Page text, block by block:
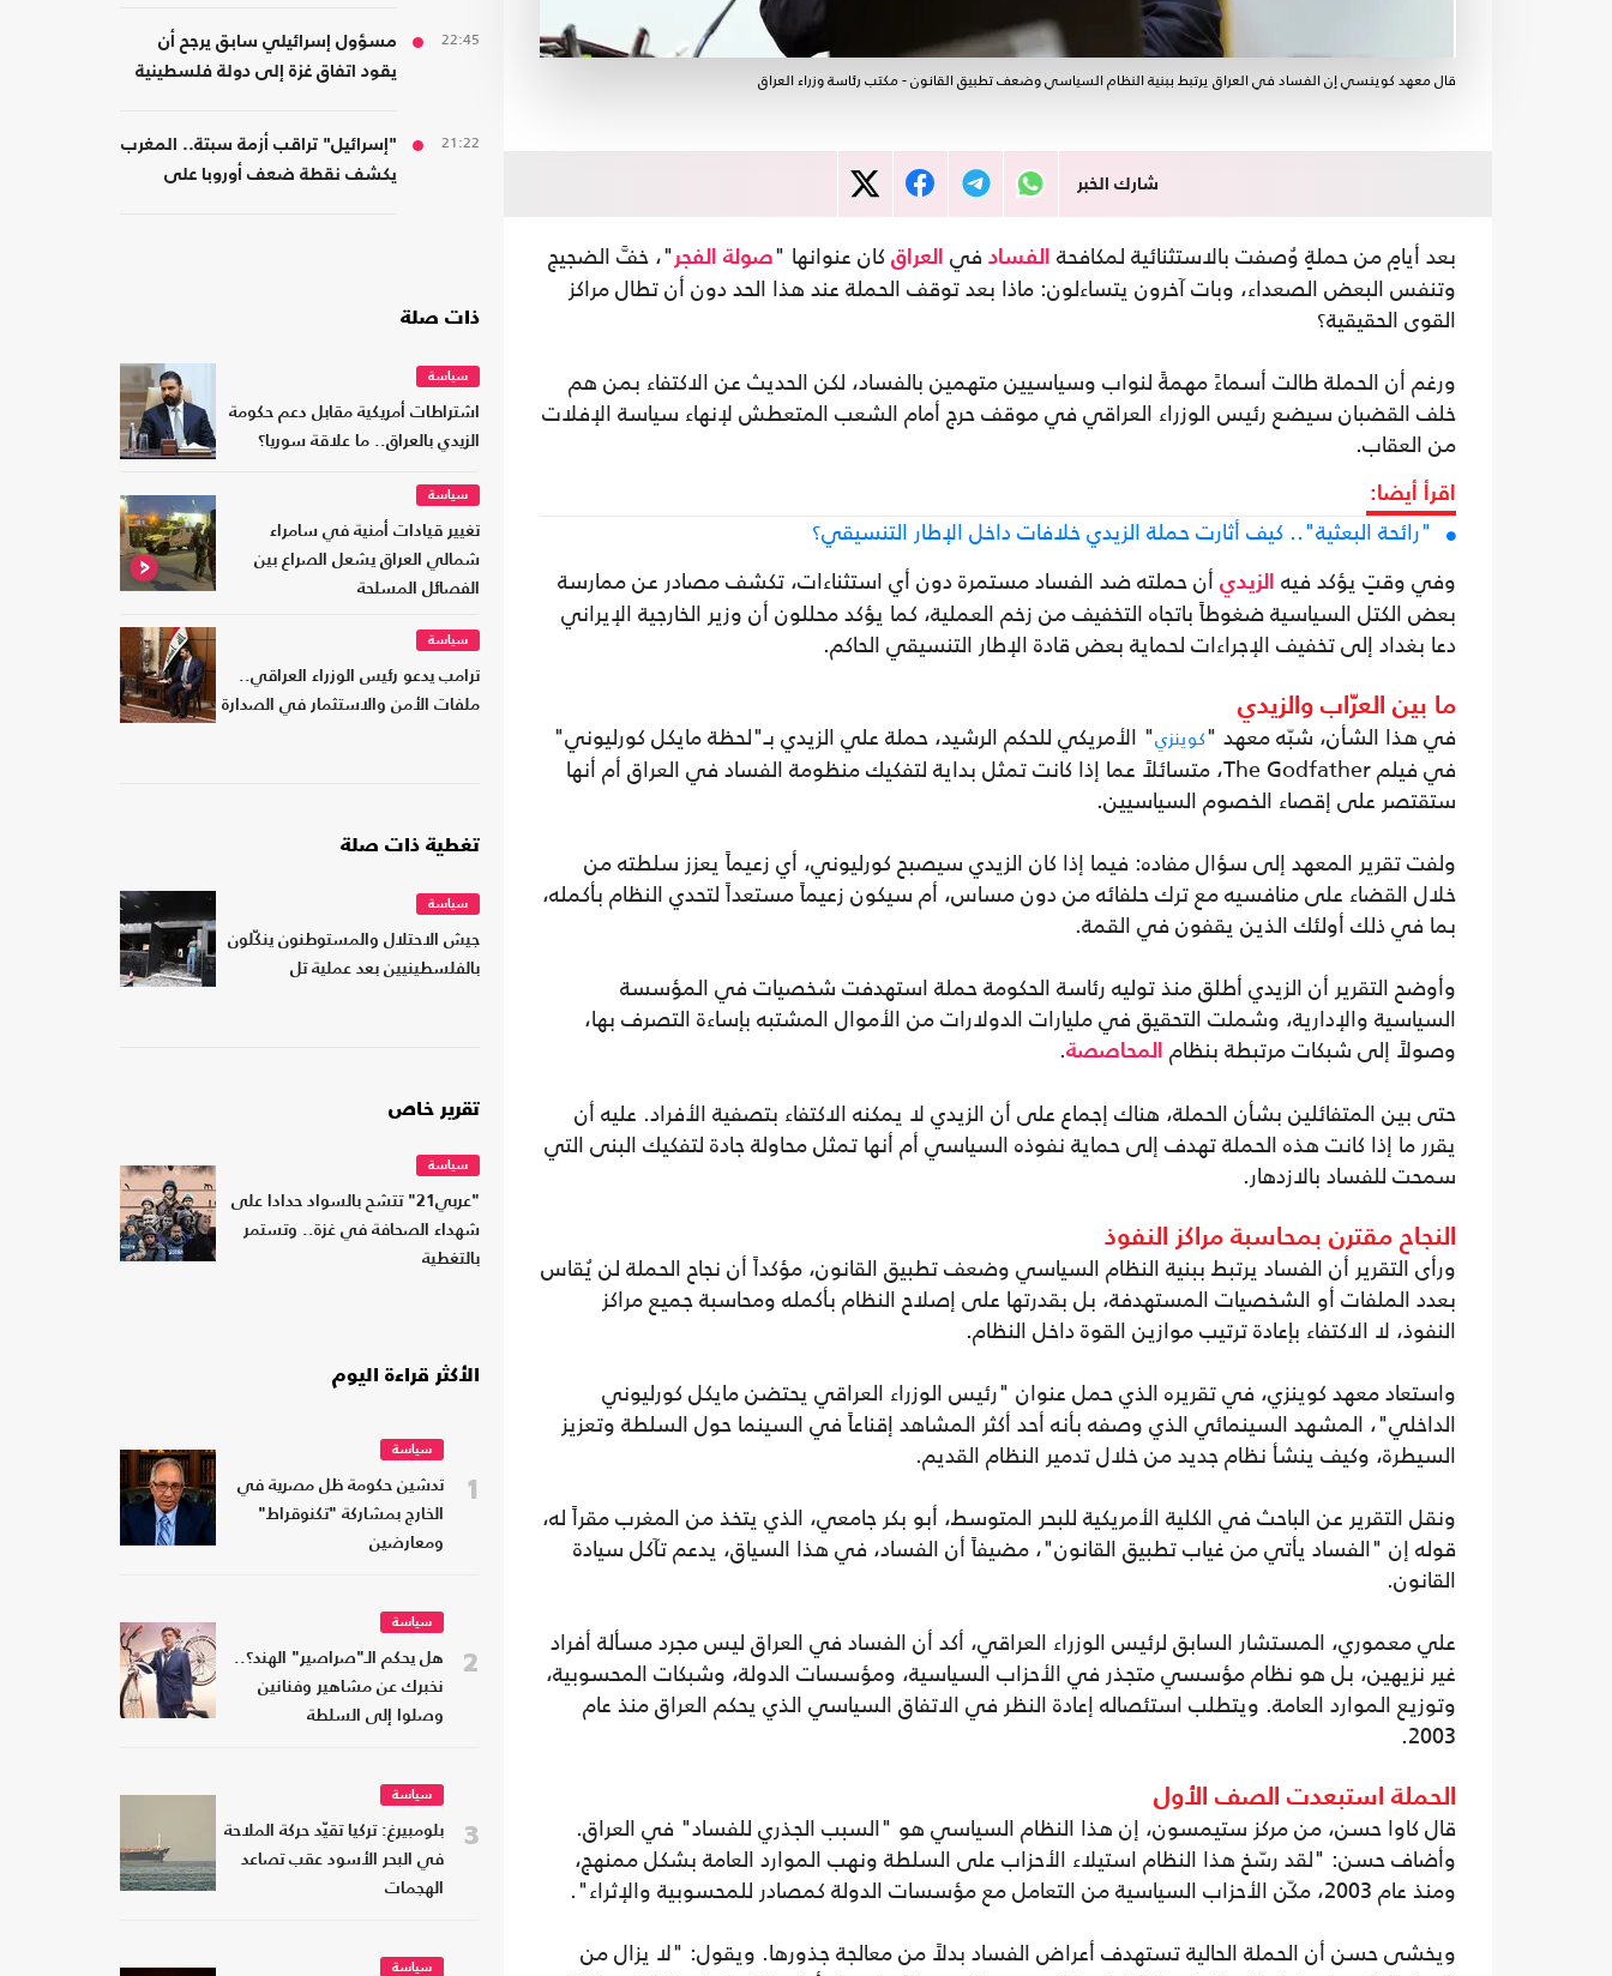
قال معهد كوينسي إن الفساد في العراق يرتبط ببنية النظام السياسي وضعف تطبيق القانون - مكتب رئاسة وزراء العراق
شارك الخبر
بعد أيامٍ من حملةٍ وُصفت بالاستثنائية لمكافحة الفساد في العراق كان عنوانها "صولة الفجر "، خفَّ الضجيج
وتنفس البعض الصعداء، وبات آخرون يتساءلون: ماذا بعد توقف الحملة عند هذا الحد دون أن تطال مراكز
القوى الحقيقية؟
ورغم أن الحملة طالت أسماءً مهمةً لنواب وسياسيين متهمين بالفساد، لكن الحديث عن الاكتفاء بمن هم
خلف القضبان سيضع رئيس الوزراء العراقي في موقف حرج أمام الشعب المتعطش لإنهاء سياسة الإفلات
من العقاب.
اقرأ أيضا:
"رائحة البعثية".. كيف أثارت حملة الزيدي خلافات داخل الإطار التنسيقي؟
وفي وقتٍ يؤكد فيه
الزيدي أن حملته ضد الفساد مستمرة دون أي استثناءات، تكشف مصادر عن ممارسة
بعض الكتل السياسية ضغوطاً باتجاه التخفيف من زخم العملية، كما يؤكد محللون أن وزير الخارجية الإيراني
دعا بغداد إلى تخفيف الإجراءات لحماية بعض قادة الإطار التنسيقي الحاكم.
ما بين العرّاب والزيدي
في هذا الشأن، شبّه معهد "كوينزي" الأمريكي للحكم الرشيد، حملة علي الزيدي بـ"لحظة مايكل كورليوني"
في فيلم The Godfather، متسائلاً عما إذا كانت تمثل بداية لتفكيك منظومة الفساد في العراق أم أنها
ستقتصر على إقصاء الخصوم السياسيين.
ولفت تقرير المعهد إلى سؤال مفاده: فيما إذا كان الزيدي سيصبح كورليوني، أي زعيماً يعزز سلطته من
خلال القضاء على منافسيه مع ترك حلفائه من دون مساس، أم سيكون زعيماً مستعداً لتحدي النظام بأكمله،
بما في ذلك أولئك الذين يقفون في القمة.
وأوضح التقرير أن الزيدي أطلق منذ توليه رئاسة الحكومة حملة استهدفت شخصيات في المؤسسة
السياسية والإدارية، وشملت التحقيق في مليارات الدولارات من الأموال المشتبه بإساءة التصرف بها،
وصولاً إلى شبكات مرتبطة بنظام
المحاصصة.
حتى بين المتفائلين بشأن الحملة، هناك إجماع على أن الزيدي لا يمكنه الاكتفاء بتصفية الأفراد. عليه أن
يقرر ما إذا كانت هذه الحملة تهدف إلى حماية نفوذه السياسي أم أنها تمثل محاولة جادة لتفكيك البنى التي
سمحت للفساد بالازدهار.
النجاح مقترن بمحاسبة مراكز النفوذ
ورأى التقرير أن الفساد يرتبط ببنية النظام السياسي وضعف تطبيق القانون، مؤكداً أن نجاح الحملة لن يُقاس
بعدد الملفات أو الشخصيات المستهدفة، بل بقدرتها على إصلاح النظام بأكمله ومحاسبة جميع مراكز
النفوذ، لا الاكتفاء بإعادة ترتيب موازين القوة داخل النظام.
واستعاد معهد كوينزي، في تقريره الذي حمل عنوان "رئيس الوزراء العراقي يحتضن مايكل كورليوني
الداخلي"، المشهد السينمائي الذي وصفه بأنه أحد أكثر المشاهد إقناعاً في السينما حول السلطة وتعزيز
السيطرة، وكيف ينشأ نظام جديد من خلال تدمير النظام القديم.
ونقل التقرير عن الباحث في الكلية الأمريكية للبحر المتوسط، أبو بكر جامعي، الذي يتخذ من المغرب مقراً له،
قوله إن "الفساد يأتي من غياب تطبيق القانون"، مضيفاً أن الفساد، في هذا السياق، يدعم تآكل سيادة
القانون.
علي معموري، المستشار السابق لرئيس الوزراء العراقي، أكد أن الفساد في العراق ليس مجرد مسألة أفراد
غير نزيهين، بل هو نظام مؤسسي متجذر في الأحزاب السياسية، ومؤسسات الدولة، وشبكات المحسوبية،
وتوزيع الموارد العامة. ويتطلب استئصاله إعادة النظر في الاتفاق السياسي الذي يحكم العراق منذ عام
2003.
الحملة استبعدت الصف الأول
قال كاوا حسن، من مركز ستيمسون، إن هذا النظام السياسي هو "السبب الجذري للفساد" في العراق.
وأضاف حسن: "لقد رسّخ هذا النظام استيلاء الأحزاب على السلطة ونهب الموارد العامة بشكل ممنهج،
ومنذ عام 2003، مكّن الأحزاب السياسية من التعامل مع مؤسسات الدولة كمصادر للمحسوبية والإثراء".
ويخشى حسن أن الحملة الحالية تستهدف أعراض الفساد بدلاً من معالجة جذورها. ويقول: "لا يزال من
22:45
مسؤول إسرائيلي سابق يرجح أن
يقود اتفاق غزة إلى دولة فلسطينية
21:22
"إسرائيل" تراقب أزمة سبتة.. المغرب
يكشف نقطة ضعف أوروبا على
ذات صلة
سياسة
اشتراطات أمريكية مقابل دعم حكومة
الزيدي بالعراق.. ما علاقة سوريا؟
سياسة
تغيير قيادات أمنية في سامراء
شمالي العراق يشعل الصراع بين
الفصائل المسلحة
سياسة
ترامب يدعو رئيس الوزراء العراقي..
ملفات الأمن والاستثمار في الصدارة
تغطية ذات صلة
سياسة
جيش الاحتلال والمستوطنون ينكّلون
بالفلسطينيين بعد عملية تل
تقرير خاص
سياسة
"عربي21" تتشح بالسواد حدادا على
شهداء الصحافة في غزة.. وتستمر
بالتغطية
الأكثر قراءة اليوم
1
سياسة
تدشين حكومة ظل مصرية في
الخارج بمشاركة "تكنوقراط"
ومعارضين
2
سياسة
هل يحكم الـ"صراصير" الهند؟..
نخبرك عن مشاهير وفنانين
وصلوا إلى السلطة
3
سياسة
بلومبيرغ: تركيا تقيّد حركة الملاحة
في البحر الأسود عقب تصاعد
الهجمات
سياسة